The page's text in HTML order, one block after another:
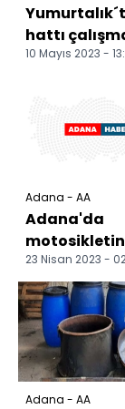
hattı
sırasında
10 Mayıs 2023 -
Adana - AA
Adana'da
motosikletin
tabelasına
çarpması
kişi öldü
23 Nisan 2023 -
Adana - AA